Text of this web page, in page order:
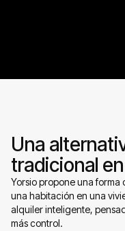
Una
tradicional
Yorsio propone una
una habitación en una
alquiler inteligente,
más control.